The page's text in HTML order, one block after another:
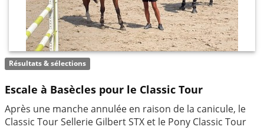
Résultats & sélections
Escale à Basècles pour le Classic Tour
Après une manche annulée en raison de la canicule, le
Classic Tour Sellerie Gilbert STX et le Pony Classic Tour